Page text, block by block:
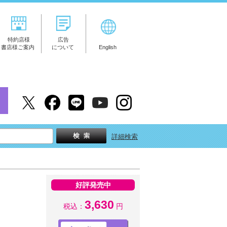
特約店様
書店様ご案内
広告
について
English
詳細検索
好評発売中
税込： 3,630 円